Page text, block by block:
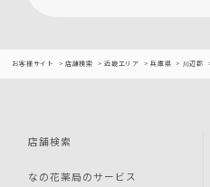
お客様サイト 店舗検索 近畿エリア 兵庫県 川辺郡
店舗検索
なの花薬局のサービス